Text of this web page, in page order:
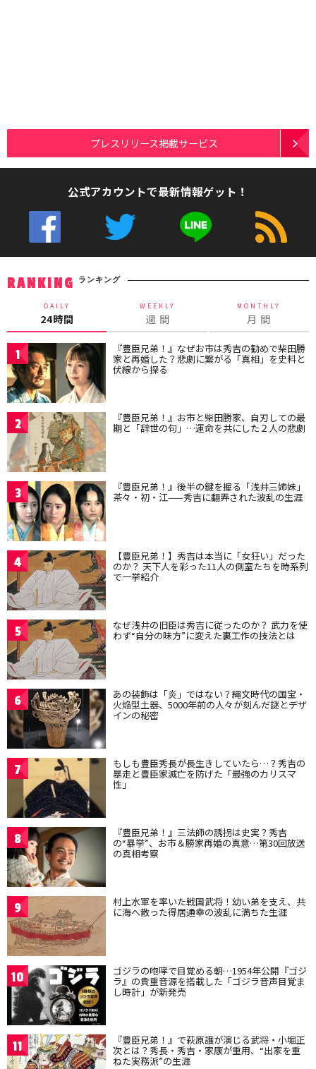
プレスリリース掲載サービス
公式アカウントで最新情報ゲット！
RANKING ランキング
DAILY
24時間
WEEKLY
週 間
MONTHLY
月 間
1 『豊臣兄弟！』なぜお市は秀吉の勧めで柴田勝
家と再婚した？悲劇に繋がる「真相」を史料と
伏線から探る
2 『豊臣兄弟！』お市と柴田勝家、自刃しての最
期と「辞世の句」…運命を共にした２人の悲劇
3 『豊臣兄弟！』後半の鍵を握る「浅井三姉妹」
茶々・初・江——秀吉に翻弄された波乱の生涯
4 【豊臣兄弟！】秀吉は本当に「女狂い」だった
のか？ 天下人を彩った11人の側室たちを時系列
で一挙紹介
5 なぜ浅井の旧臣は秀吉に従ったのか？ 武力を使
わず“自分の味方”に変えた裏工作の技法とは
6 あの装飾は「炎」ではない？縄文時代の国宝・
火焔型土器、5000年前の人々が刻んだ謎とデザ
インの秘密
7 もしも豊臣秀長が長生きしていたら…？秀吉の
暴走と豊臣家滅亡を防げた「最強のカリスマ
性」
8 『豊臣兄弟！』三法師の誘拐は史実？秀吉
の“暴挙”、お市＆勝家再婚の真意…第30回放送
の真相考察
9 村上水軍を率いた戦国武将！幼い弟を支え、共
に海へ散った得居通幸の波乱に満ちた生涯
10 ゴジラの咆哮で目覚める朝…1954年公開『ゴジ
ラ』の貴重音源を搭載した「ゴジラ音声目覚ま
し時計」が新発売
11 『豊臣兄弟！』で萩原護が演じる武将・小堀正
次とは？秀長・秀吉・家康が重用、“出家を重
ねた実務派”の生涯